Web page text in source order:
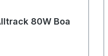
80W Boa